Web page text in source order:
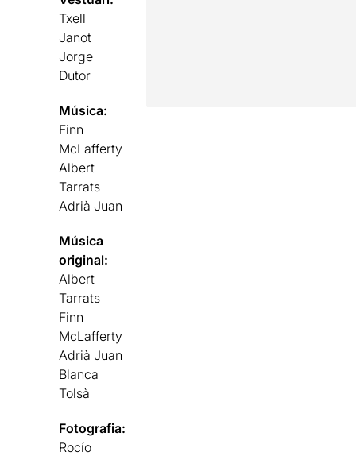
Txell
Janot
Jorge
Dutor
Música:
Finn
McLafferty
Albert
Tarrats
Adrià Juan
Música
original:
Albert
Tarrats
Finn
McLafferty
Adrià Juan
Blanca
Tolsà
Fotografia:
Rocío